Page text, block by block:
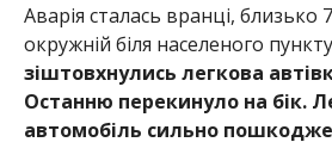
Аварія сталась вранці, близько
окружній біля населеного
зіштовхнулись легкова
Останню перекинуло на бік.
автомобіль сильно